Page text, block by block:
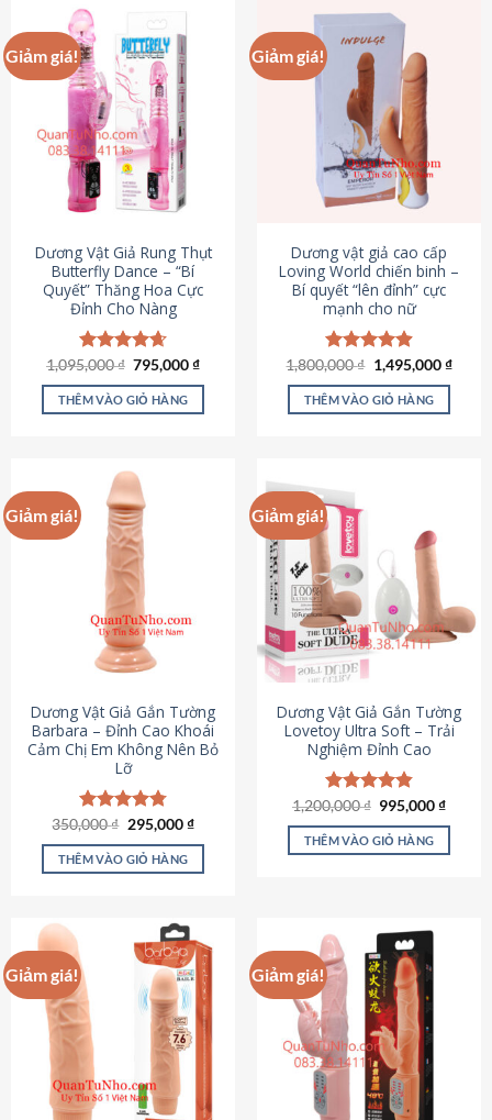
Giảm giá!
Dương Vật Giả Rung Thụt
Butterfly Dance – “Bí
Quyết” Thăng Hoa Cực
Đỉnh Cho Nàng
Được xếp
hạng4.65
5 sao
1,095,000₫ Giá
là:
1,095,000 ₫.
795,000₫Giá
tại
THÊM VÀO GIỎ HÀNG
Giảm giá!
Dương vật giả cao cấp
Loving World chiến binh –
Bí quyết “lên đỉnh” cực
mạnh cho nữ
Được xếp
hạng4.89
5 sao
1,800,000₫ Giá
gốc
là:
1,800,000 ₫.
1,495,000₫Giá
THÊM VÀO GIỎ HÀNG
Giảm giá!
Dương Vật Giả Gắn Tường
Barbara – Đỉnh Cao Khoái
Cảm Chị Em Không Nên Bỏ
Lỡ
Được xếp
hạng4.79
5 sao
350,000₫ Giá
là:
350,000 ₫.
295,000₫Giá
tại
THÊM VÀO GIỎ HÀNG
Giảm giá!
Dương Vật Giả Gắn Tường
Lovetoy Ultra Soft – Trải
Nghiệm Đỉnh Cao
Được xếp
hạng4.82
5 sao
1,200,000₫ Giá
là:
1,200,000 ₫.
995,000₫Giá
tại
THÊM VÀO GIỎ HÀNG
Giảm giá! Giảm giá!